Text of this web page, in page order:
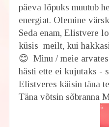
päeva lõpuks muutub
energiat. Olemine
Seda enam, Elistvere
küsis meilt, kui
😊 Minu / meie
hästi ette ei kujutaks -
Elistveres käisin täna
Täna võtsin sõbranna